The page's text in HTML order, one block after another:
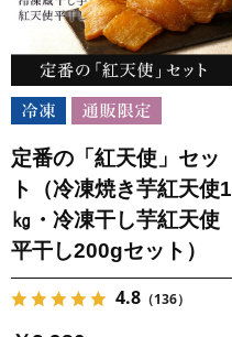
定番の「紅天使」セッ
ト（冷凍焼き芋紅天使1
㎏・冷凍干し芋紅天使
平干し200gセット）
4.8 （136）